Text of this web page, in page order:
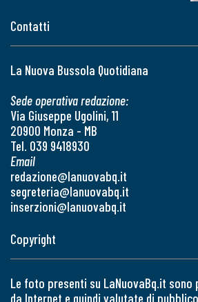
Contatti
La Nuova Bussola Quotidiana
Sede operativa redazione:
Via Giuseppe Ugolini, 11
20900 Monza - MB
Tel. 039 9418930
Email
redazione@lanuovabq.it
segreteria@lanuovabq.it
inserzioni@lanuovabq.it
Copyright
Le foto presenti su LaNuovaBq.it
da Internet e quindi valutate di